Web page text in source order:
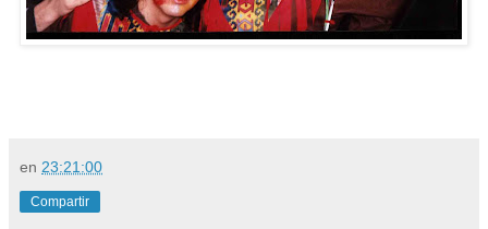
en 23:21:00
Compartir